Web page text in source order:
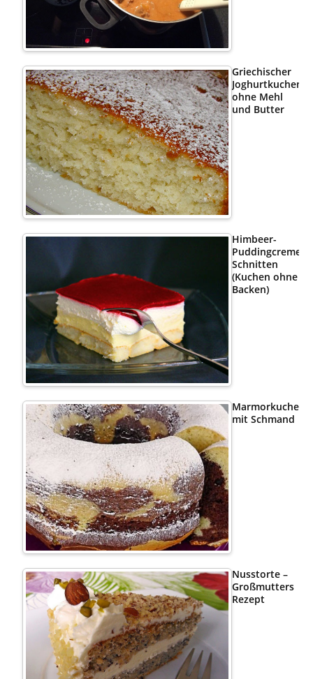
Griechischer
Joghurtkuchen
ohne Mehl
und Butter
Himbeer-
Puddingcreme
Schnitten
(Kuchen ohne
Backen)
Marmorkuchen
mit Schmand
Nusstorte –
Großmutters
Rezept